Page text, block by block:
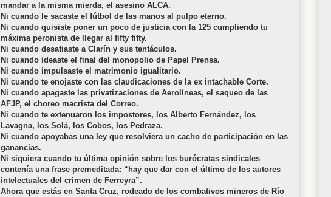
mandar a la misma mierda, el asesino ALCA.
Ni cuando le sacaste el fútbol de las manos al pulpo eterno.
Ni cuando quisiste poner un poco de justicia con la 125 cumpliendo tu
máxima peronista de llegar al fifty fifty.
Ni cuando desafiaste a Clarín y sus tentáculos.
Ni cuando ideaste el final del monopolio de Papel Prensa.
Ni cuando impulsaste el matrimonio igualitario.
Ni cuando te enojaste con las claudicaciones de la ex intachable Corte.
Ni cuando apagaste las privatizaciones de Aerolíneas, el saqueo de las
AFJP, el choreo macrista del Correo.
Ni cuando te extenuaron los impostores, los Alberto Fernández, los
Lavagna, los Solá, los Cobos, los Pedraza.
Ni cuando apoyabas una ley que resolviera un cacho de participación en las
ganancias.
Ni siquiera cuando tu última opinión sobre los burócratas sindicales
contenía una frase premeditada: “hay que dar con el último de los autores
intelectuales del crimen de Ferreyra”.
Ahora que estás en Santa Cruz, rodeado de los combativos mineros de Río